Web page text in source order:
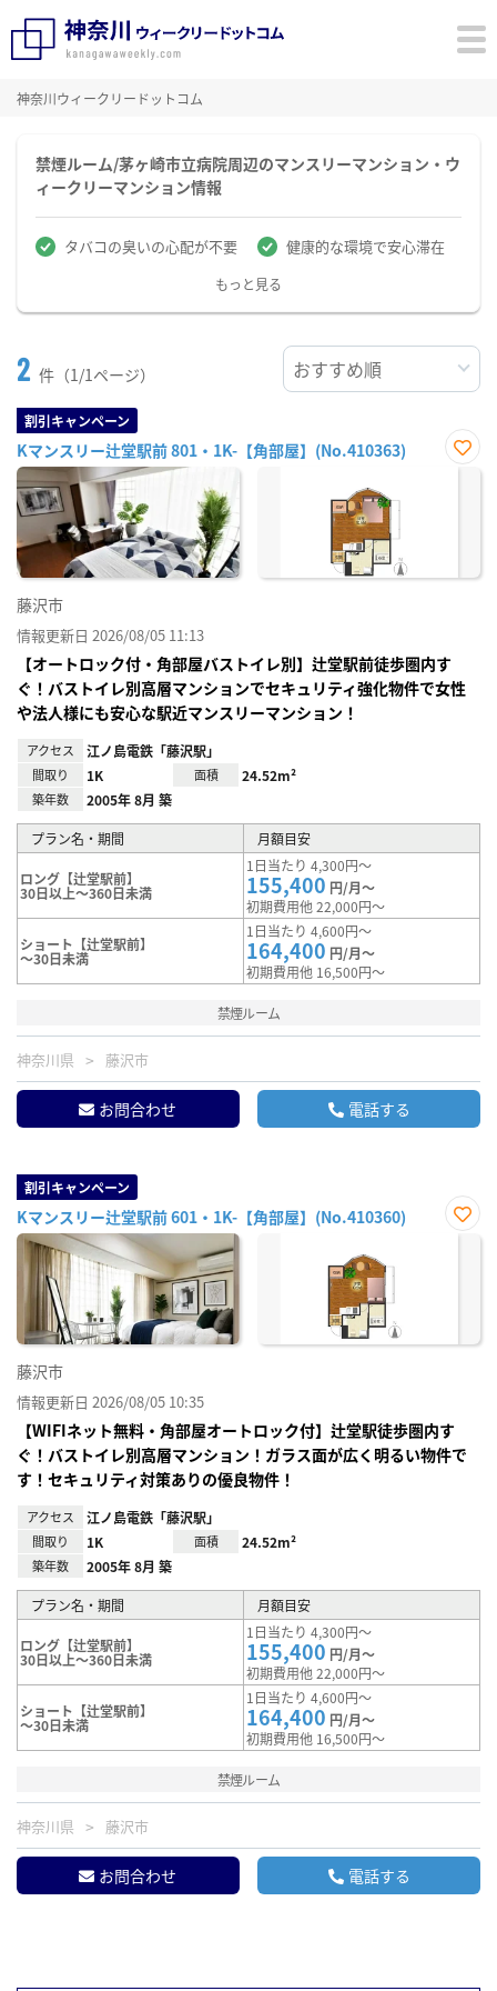
神奈川ウィークリードットコム
禁煙ルーム/茅ヶ崎市立病院周辺のマンスリーマンション・ウ
ィークリーマンション情報
タバコの臭いの心配が不要 健康的な環境で安心滞在
もっと見る
2 件（1/1ページ）
割引キャンペーン
Kマンスリー辻堂駅前 801・1K-【角部屋】(No.410363)
お気
藤沢市
情報更新日 2026/08/05 11:13
【オートロック付・角部屋バストイレ別】辻堂駅前徒歩圏内す
ぐ！バストイレ別高層マンションでセキュリティ強化物件で女性
や法人様にも安心な駅近マンスリーマンション！
アクセス 江ノ島電鉄「藤沢駅」
間取り 1K 面積 24.52m²
築年数 2005年 8月 築
プラン名・期間 月額目安
ロング【辻堂駅前】
30日以上～360日未満
1日当たり 4,300円～
155,400 円/月～
初期費用他 22,000円～
ショート【辻堂駅前】
～30日未満
1日当たり 4,600円～
164,400 円/月～
初期費用他 16,500円～
禁煙ルーム
神奈川県 藤沢市
お問合わせ 電話する
割引キャンペーン
Kマンスリー辻堂駅前 601・1K-【角部屋】(No.410360)
お気
藤沢市
情報更新日 2026/08/05 10:35
【WIFIネット無料・角部屋オートロック付】辻堂駅徒歩圏内す
ぐ！バストイレ別高層マンション！ガラス面が広く明るい物件で
す！セキュリティ対策ありの優良物件！
アクセス 江ノ島電鉄「藤沢駅」
間取り 1K 面積 24.52m²
築年数 2005年 8月 築
プラン名・期間 月額目安
ロング【辻堂駅前】
30日以上～360日未満
1日当たり 4,300円～
155,400 円/月～
初期費用他 22,000円～
ショート【辻堂駅前】
～30日未満
1日当たり 4,600円～
164,400 円/月～
初期費用他 16,500円～
禁煙ルーム
神奈川県 藤沢市
お問合わせ 電話する